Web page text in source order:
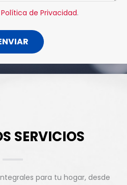
Política de Privacidad.
SERVICIOS
para tu hogar, desde